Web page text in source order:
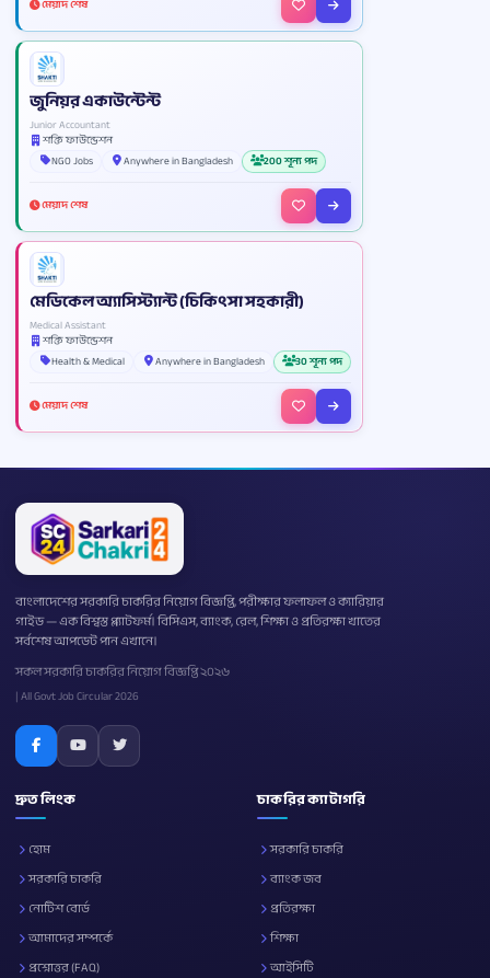
মেয়াদ শেষ
জুনিয়র একাউন্টেন্ট
Junior Accountant
শক্তি ফাউন্ডেশন
NGO Jobs
Anywhere in Bangladesh 200 শূন্য পদ
মেয়াদ শেষ
মেডিকেল অ্যাসিস্ট্যান্ট (চিকিৎসা সহকারী)
Medical Assistant
শক্তি ফাউন্ডেশন
Health & Medical
Anywhere in Bangladesh 30 শূন্য পদ
মেয়াদ শেষ
বাংলাদেশের সরকারি চাকরির নিয়োগ বিজ্ঞপ্তি, পরীক্ষার ফলাফল ও ক্যারিয়ার
গাইড — এক বিশ্বস্ত প্ল্যাটফর্ম। বিসিএস, ব্যাংক, রেল, শিক্ষা ও প্রতিরক্ষা খাতের
সর্বশেষ আপডেট পান এখানে।
সকল সরকারি চাকরির নিয়োগ বিজ্ঞপ্তি ২০২৬
| All Govt Job Circular 2026
দ্রুত লিংক
হোম
সরকারি চাকরি
নোটিশ বোর্ড
আমাদের সম্পর্কে
প্রশ্নোত্তর (FAQ)
চাকরির ক্যাটাগরি
সরকারি চাকরি
ব্যাংক জব
প্রতিরক্ষা
শিক্ষা
আইসিটি